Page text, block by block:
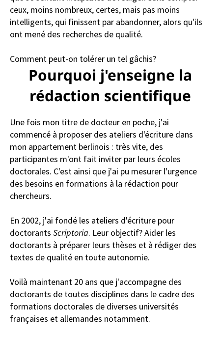
ceux, moins nombreux, certes, mais pas moins
intelligents, qui finissent par abandonner, alors qu'ils
ont mené des recherches de qualité.
Comment peut-on tolérer un tel gâchis?
Pourquoi j'enseigne la
rédaction scientifique
Une fois mon titre de docteur en poche, j'ai
commencé à proposer des ateliers d'écriture dans
mon appartement berlinois : très vite, des
participantes m'ont fait inviter par leurs écoles
doctorales. C'est ainsi que j'ai pu mesurer l'urgence
des besoins en formations à la rédaction pour
chercheurs.
En 2002, j'ai fondé les ateliers d'écriture pour
doctorants Scriptoria. Leur objectif? Aider les
doctorants à préparer leurs thèses et à rédiger des
textes de qualité en toute autonomie.
Voilà maintenant 20 ans que j'accompagne des
doctorants de toutes disciplines dans le cadre des
formations doctorales de diverses universités
françaises et allemandes notamment.